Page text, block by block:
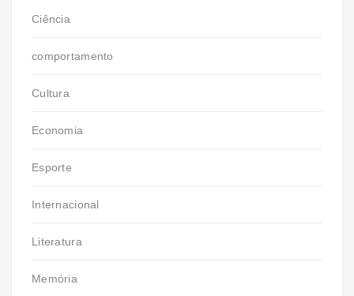
Ciência
comportamento
Cultura
Economia
Esporte
Internacional
Literatura
Memória